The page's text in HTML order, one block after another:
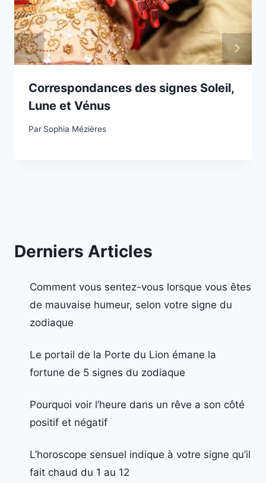
Correspondances des signes Soleil,
Lune et Vénus
Par Sophia Mézières
Derniers Articles
Comment vous sentez-vous lorsque vous êtes
de mauvaise humeur, selon votre signe du
zodiaque
Le portail de la Porte du Lion émane la
fortune de 5 signes du zodiaque
Pourquoi voir l’heure dans un rêve a son côté
positif et négatif
L’horoscope sensuel indique à votre signe qu’il
fait chaud du 1 au 12